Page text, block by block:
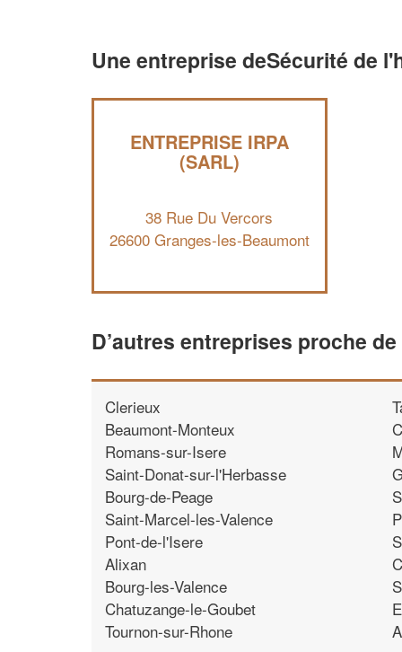
Une entreprise deSécurité de
ENTREPRISE IRPA
(SARL)
38 Rue Du Vercors
26600 Granges-les-Beaumont
D’autres entreprises proche
Clerieux
Beaumont-Monteux
Romans-sur-Isere
Saint-Donat-sur-l'Herbasse
Bourg-de-Peage
Saint-Marcel-les-Valence
Pont-de-l'Isere
Alixan
Bourg-les-Valence
Chatuzange-le-Goubet
Tournon-sur-Rhone